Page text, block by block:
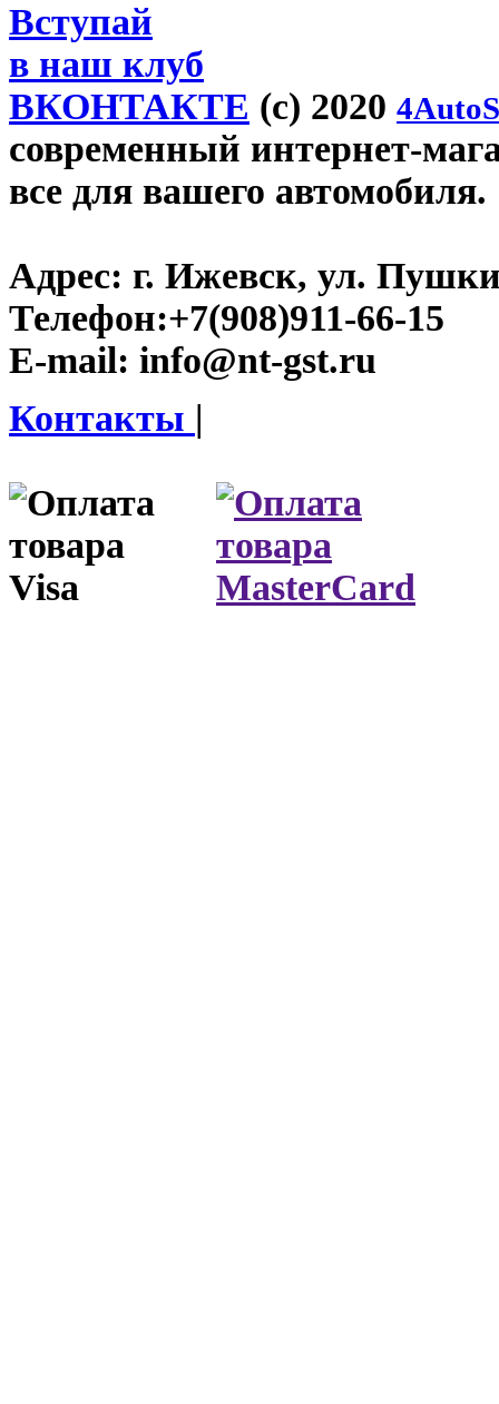
Вступай
в наш клуб
ВКОНТАКТЕ (c) 2020
современный интернет-
все для вашего автомобиля.
Адрес: г. Ижевск, ул.
Телефон:+7(908)911-66-15
E-mail: info@nt-gst.ru
Контакты |